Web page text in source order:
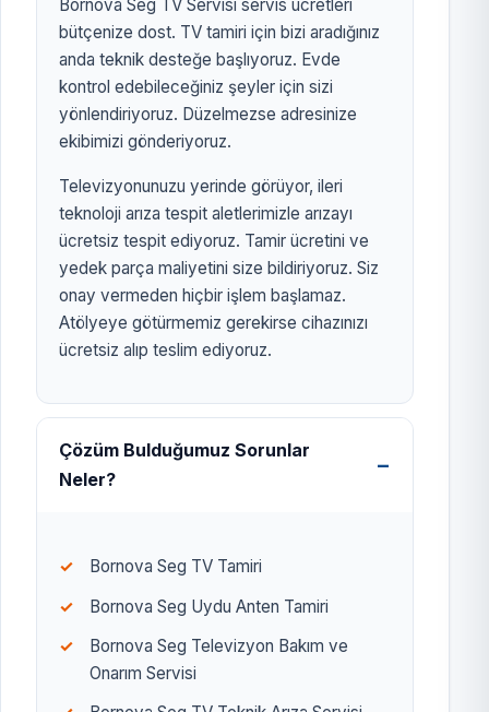
Bornova Seg TV Servisi servis ücretleri
bütçenize dost. TV tamiri için bizi aradığınız
anda teknik desteğe başlıyoruz. Evde
kontrol edebileceğiniz şeyler için sizi
yönlendiriyoruz. Düzelmezse adresinize
ekibimizi gönderiyoruz.
Televizyonunuzu yerinde görüyor, ileri
teknoloji arıza tespit aletlerimizle arızayı
ücretsiz tespit ediyoruz. Tamir ücretini ve
yedek parça maliyetini size bildiriyoruz. Siz
onay vermeden hiçbir işlem başlamaz.
Atölyeye götürmemiz gerekirse cihazınızı
ücretsiz alıp teslim ediyoruz.
Çözüm Bulduğumuz Sorunlar
Neler?
Bornova Seg TV Tamiri
Bornova Seg Uydu Anten Tamiri
Bornova Seg Televizyon Bakım ve
Onarım Servisi